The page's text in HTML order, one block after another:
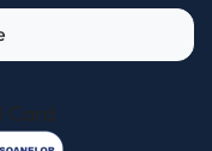
Card
(opens in a new